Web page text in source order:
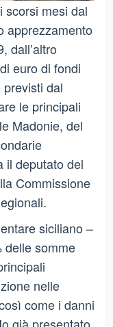
scorsi mesi dal
apprezzamento
dall’altro
euro di fondi
dal
le principali
Madonie, del
il deputato del
Commissione
siciliano –
delle somme
nelle
come i danni
già presentato